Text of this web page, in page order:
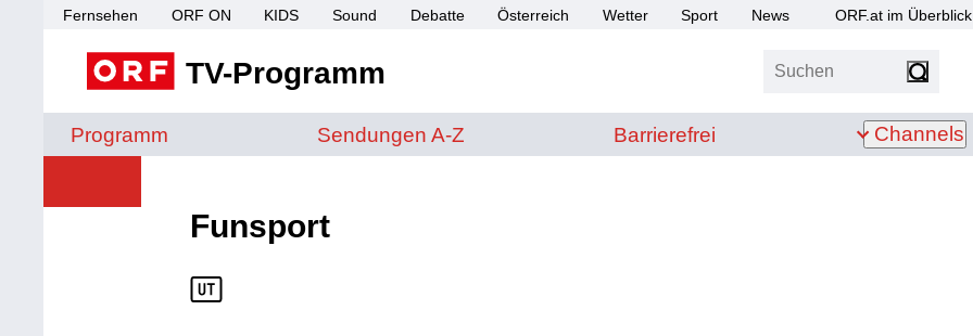
Fernsehen ORF ON KIDS Sound Debatte Österreich Wetter Sport News ORF.at im Überblick
TV-Programm Suchen
Programm Sendungen von A bis Z
Sendungen A-Z Barrierefrei
Barrierefrei Channels
Funsport